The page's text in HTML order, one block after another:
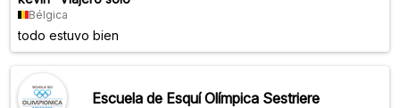
Bélgica
todo estuvo bien
Escuela de Esquí Olímpica Sestriere